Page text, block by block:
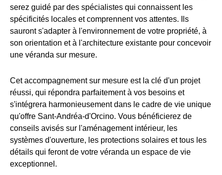
serez guidé par des spécialistes qui connaissent les
spécificités locales et comprennent vos attentes. Ils
sauront s'adapter à l'environnement de votre propriété, à
son orientation et à l'architecture existante pour concevoir
une véranda sur mesure.
Cet accompagnement sur mesure est la clé d'un projet
réussi, qui répondra parfaitement à vos besoins et
s'intégrera harmonieusement dans le cadre de vie unique
qu'offre Sant-Andréa-d'Orcino. Vous bénéficierez de
conseils avisés sur l'aménagement intérieur, les
systèmes d'ouverture, les protections solaires et tous les
détails qui feront de votre véranda un espace de vie
exceptionnel.